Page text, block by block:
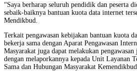
“Saya berharap seluruh pendidik dan peserta
sebaik-baiknya bantuan kuota data internet
Mendikbud.
Terkait pengawasan kebijakan bantuan kuota
bekerja sama dengan Aparat Pengawasan
Masyarakat juga dapat melakukan
dengan melaporkannya kepada Unit Layanan
Sama dan Hubungan Masyarakat